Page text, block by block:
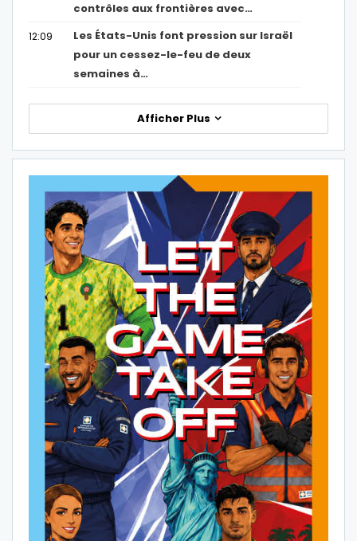
contrôles aux frontières avec…
12:09
Les États-Unis font pression sur Israël
pour un cessez-le-feu de deux
semaines à…
Afficher Plus